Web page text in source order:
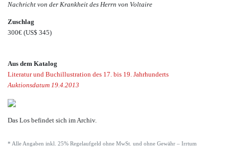
Nachricht von der Krankheit des Herrn von Voltaire
Zuschlag
300€ (US$ 345)
Aus dem Katalog
Literatur und Buchillustration des 17. bis 19. Jahrhunderts
Auktionsdatum 19.4.2013
Das Los befindet sich im Archiv.
* Alle Angaben inkl. 25% Regelaufgeld ohne MwSt. und ohne Gewähr – Irrtum